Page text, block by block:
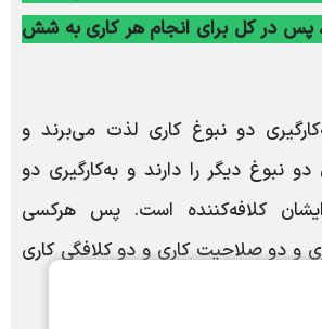
پس در کل برای انجام هر کاری به شش
دو نبوغ کاری لذت می‌برند و
نبوغ دیگر را دارند و به‌کارگیری دو
کلافه‌کننده است. پس هر‌کسی
و دو صلاحیت کاری و دو کلافگی کاری